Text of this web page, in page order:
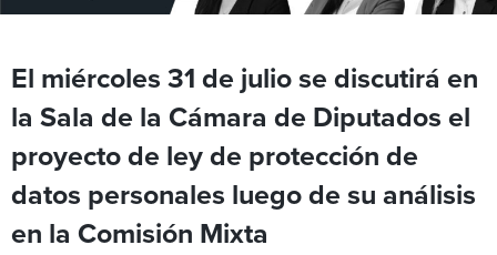
El miércoles 31 de julio se discutirá en
la Sala de la Cámara de Diputados el
proyecto de ley de protección de
datos personales luego de su análisis
en la Comisión Mixta